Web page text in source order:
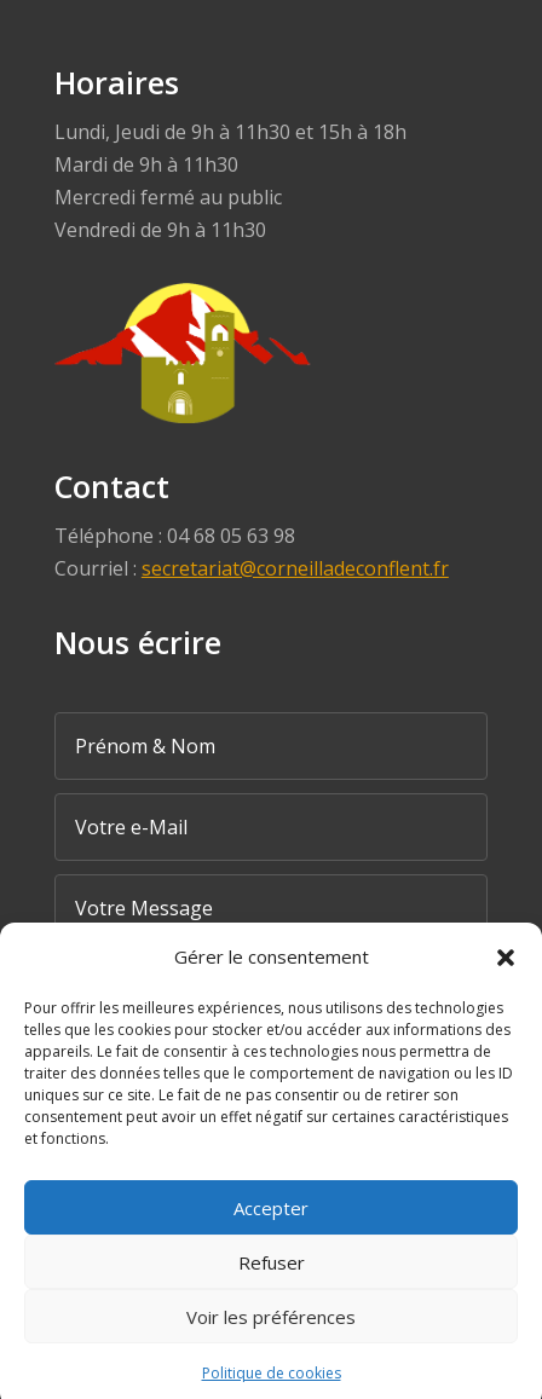
Gérer le consentement
Pour offrir les meilleures expériences, nous utilisons des technologies
telles que les cookies pour stocker et/ou accéder aux informations des
appareils. Le fait de consentir à ces technologies nous permettra de
traiter des données telles que le comportement de navigation ou les ID
uniques sur ce site. Le fait de ne pas consentir ou de retirer son
consentement peut avoir un effet négatif sur certaines caractéristiques
et fonctions.
Accepter
Refuser
Voir les préférences
Politique de cookies
Horaires
Lundi, Jeudi de 9h à 11h30 et 15h à 18h
Mardi de 9h à 11h30
Mercredi fermé au public
Vendredi de 9h à 11h30
Contact
Téléphone : 04 68 05 63 98
Courriel : secretariat@corneilladeconflent.fr
Nous écrire
8 + 15= ENVOYER MA DEMANDE
© 2026 Mairie de Corneilla de Conflent |